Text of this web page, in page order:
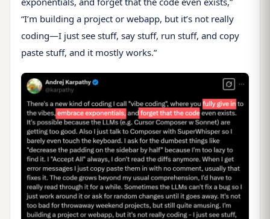
“I’m building a project or webapp, but it’s not really
coding—I just see stuff, say stuff, run stuff, and copy
paste stuff, and it mostly works.”